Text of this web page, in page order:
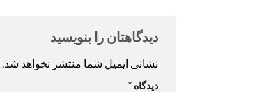
دیدگاهتان را بنویسید
نشانی ایمیل شما منتشر نخواهد شد.
دیدگاه *